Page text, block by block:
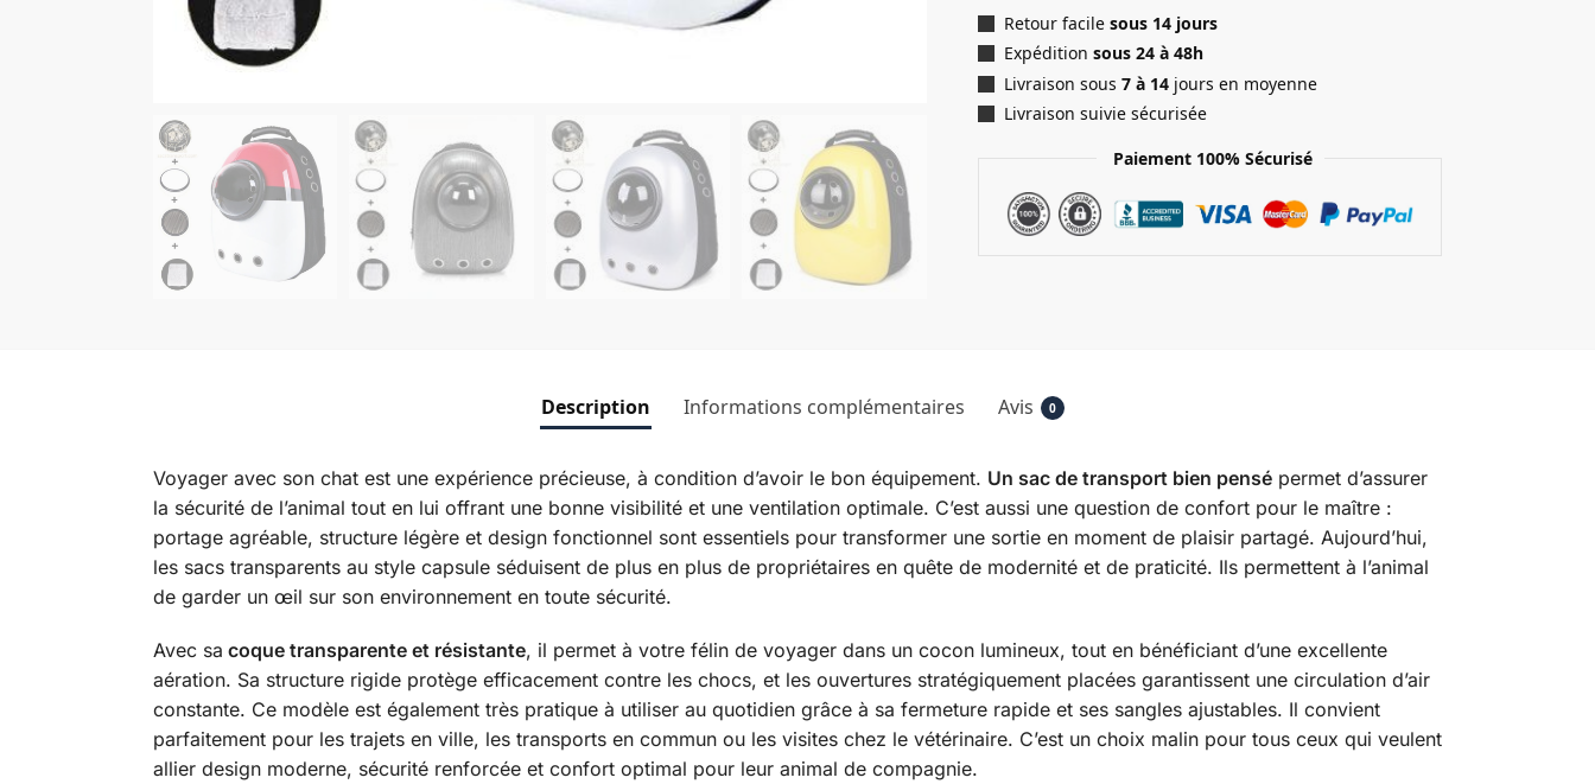
Retour facilesous 14 jours
Expédition sous 24 à 48h
Livraison sous7 à 14 jours en moyenne
Livraison suivie sécurisée
Paiement 100% Sécurisé
Description Informations complémentaires Avis 0
Voyager avec son chat est une expérience précieuse, à condition d’avoir le bon équipement. Un sac de transport bien pensépermet d’assurer
la sécurité de l’animal tout en lui offrant une bonne visibilité et une ventilation optimale. C’est aussi une question de confort pour le maître :
portage agréable, structure légère et design fonctionnel sont essentiels pour transformer une sortie en moment de plaisir partagé. Aujourd’hui,
les sacs transparents au style capsule séduisent de plus en plus de propriétaires en quête de modernité et de praticité. Ils permettent à l’animal
de garder un œil sur son environnement en toute sécurité.
Avec sa coque transparente et résistante, il permet à votre félin de voyager dans un cocon lumineux, tout en bénéficiant d’une excellente
aération. Sa structure rigide protège efficacement contre les chocs, et les ouvertures stratégiquement placées garantissent une circulation d’air
constante. Ce modèle est également très pratique à utiliser au quotidien grâce à sa fermeture rapide et ses sangles ajustables. Il convient
parfaitement pour les trajets en ville, les transports en commun ou les visites chez le vétérinaire. C’est un choix malin pour tous ceux qui veulent
allier design moderne, sécurité renforcée et confort optimal pour leur animal de compagnie.